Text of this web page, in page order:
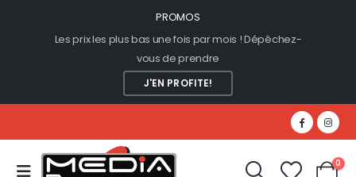
PROMOS
Les prix les plus bas une fois par mois ! Dépêchez-
vous de prendre
J'EN PROFITE!
0